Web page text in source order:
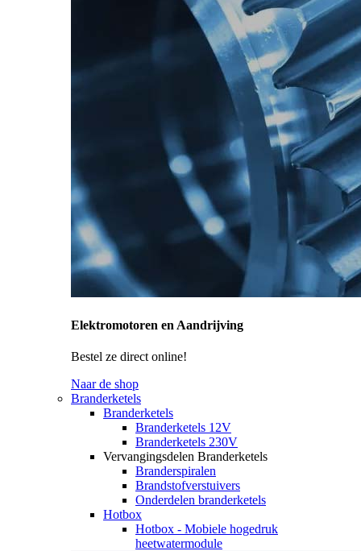
Elektromotoren en Aandrijving
Bestel ze direct online!
Naar de shop
Branderketels
Branderketels
Branderketels 12V
Branderketels 230V
Vervangingsdelen Branderketels
Branderspiralen
Brandstofverstuivers
Onderdelen branderketels
Hotbox
Hotbox - Mobiele hogedruk
heetwatermodule